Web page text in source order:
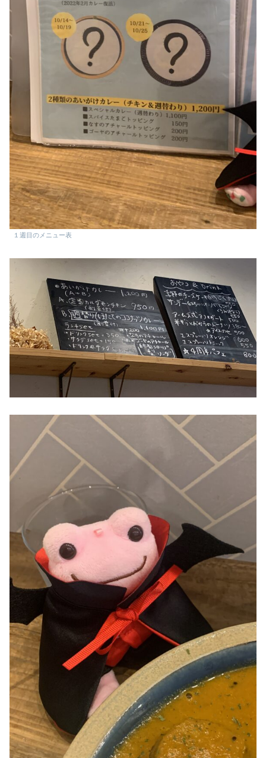
１週目のメニュー表